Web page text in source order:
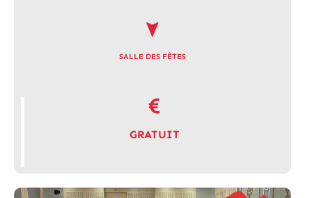
SALLE DES FÊTES
GRATUIT